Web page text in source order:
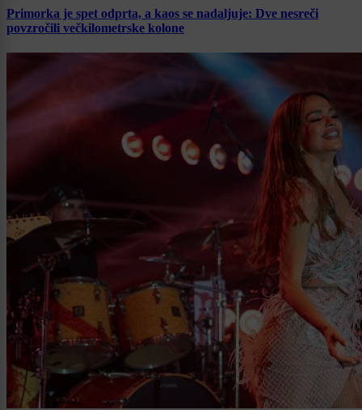
Primorka je spet odprta, a kaos se nadaljuje: Dve nesreči
povzročili večkilometrske kolone